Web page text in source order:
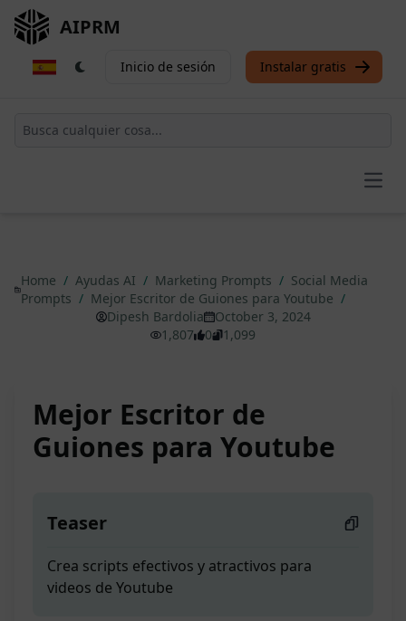
AIPRM
Inicio de sesión Instalar gratis
Home / Ayudas AI / Marketing Prompts / Social Media
Prompts / Mejor Escritor de Guiones para Youtube /
Dipesh Bardolia
October 3, 2024
1,807
0 1,099
Mejor Escritor de
Guiones para Youtube
Teaser
Crea scripts efectivos y atractivos para
videos de Youtube